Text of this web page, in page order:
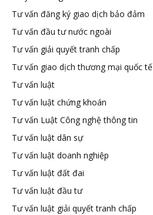
Tư vấn đăng ký giao dịch bảo đảm
Tư vấn đầu tư nước ngoài
Tư vấn giải quyết tranh chấp
Tư vấn giao dịch thương mại quốc tế
Tư vấn luật
Tư vấn luật chứng khoán
Tư vấn Luật Công nghệ thông tin
Tư vấn luật dân sự
Tư vấn luật doanh nghiệp
Tư vấn luật đất đai
Tư vấn luật đầu tư
Tư vấn luật giải quyết tranh chấp